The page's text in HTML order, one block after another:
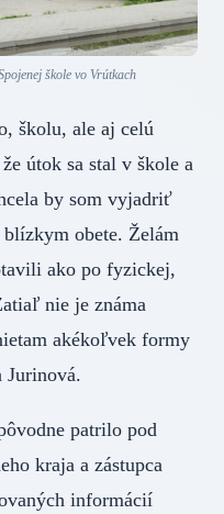
škole vo Vrútkach
školu, ale aj celú
útok sa stal v škole a
by som vyjadriť
obete. Želám
ako po fyzickej,
nie je známa
akékoľvek formy
Jurinová.
patrilo pod
kraja a zástupca
informácií